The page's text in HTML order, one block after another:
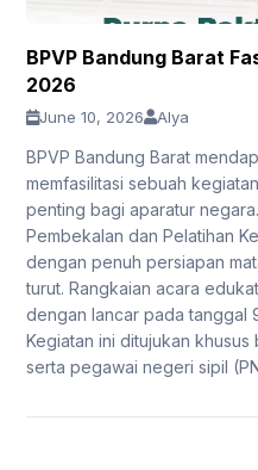
BPVP Bandung Barat
2026
June 10, 2026 Alya
BPVP Bandung Barat
memfasilitasi sebuah
penting bagi aparatur
Pembekalan dan Pelatihan
dengan penuh persiapan
turut. Rangkaian acara
dengan lancar pada tanggal
Kegiatan ini ditujukan
serta pegawai negeri sipil